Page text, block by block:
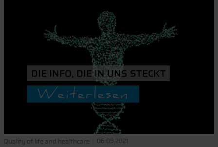
DIE INFO, DIE IN UNS STECKT
Weiterlesen
Quality of life and healthcare 06.09.2021